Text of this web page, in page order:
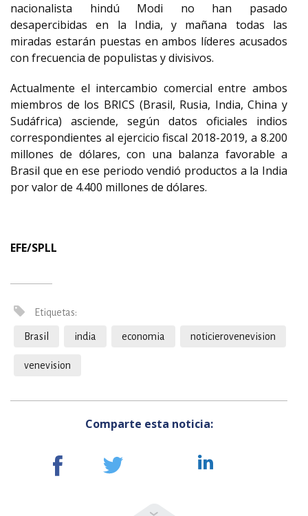
nacionalista hindú Modi no han pasado
desapercibidas en la India, y mañana todas las
miradas estarán puestas en ambos líderes acusados
con frecuencia de populistas y divisivos.
Actualmente el intercambio comercial entre ambos
miembros de los BRICS (Brasil, Rusia, India, China y
Sudáfrica) asciende, según datos oficiales indios
correspondientes al ejercicio fiscal 2018-2019, a 8.200
millones de dólares, con una balanza favorable a
Brasil que en ese periodo vendió productos a la India
por valor de 4.400 millones de dólares.
EFE/SPLL
Etiquetas:
Brasil india economia noticierovenevision
venevision
Comparte esta noticia: